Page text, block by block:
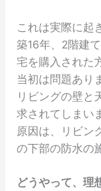
これは実際に起
築16年、2階建
宅を購入された
当初は問題あり
リビングの壁と
求されてしまい
原因は、リビン
の下部の防水の
どうやって、理